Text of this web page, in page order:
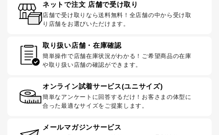
ネットで注文 店舗で受け取り
店舗で受け取りなら送料無料！全店舗の中から受け取
り店舗をお選びいただけます。
取り扱い店舗・在庫確認
簡単操作で店舗在庫状況がわかる！ご希望商品の在庫
や取り扱い店舗の確認ができます。
オンライン試着サービス(ユニサイズ)
簡単なアンケートに回答するだけ！お客さまの体型に
合った最適なサイズをご提案します。
メールマガジンサービス